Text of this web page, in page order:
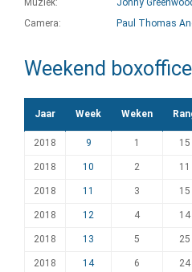
Muziek:
Jonny
Camera:
Paul Thomas
Weekend boxoffice
Jaar Week Weken
2018 9 1 15
2018 10 2 11
2018 11 3 15
2018 12 4 14
2018 13 5 25
2018 14 6 24